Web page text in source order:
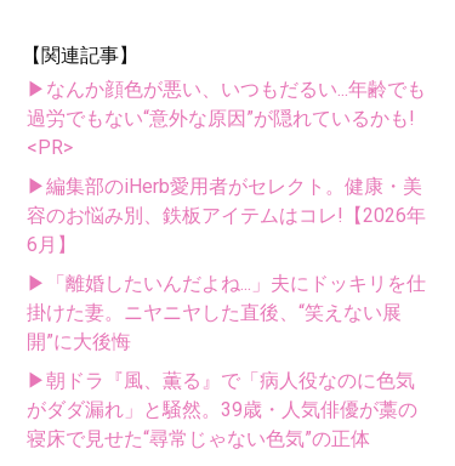
【関連記事】
▶なんか顔色が悪い、いつもだるい...年齢でも
過労でもない“意外な原因”が隠れているかも!
<PR>
▶編集部のiHerb愛用者がセレクト。健康・美
容のお悩み別、鉄板アイテムはコレ!【2026年
6月】
▶「離婚したいんだよね...」夫にドッキリを仕
掛けた妻。ニヤニヤした直後、“笑えない展
開”に大後悔
▶朝ドラ『風、薫る』で「病人役なのに色気
がダダ漏れ」と騒然。39歳・人気俳優が藁の
寝床で見せた“尋常じゃない色気”の正体